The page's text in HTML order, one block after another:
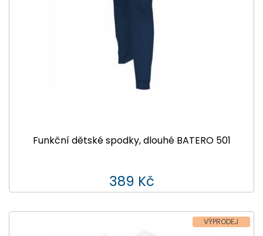
Funkční dětské spodky, dlouhé BATERO 501
389 Kč
VÝPRODEJ